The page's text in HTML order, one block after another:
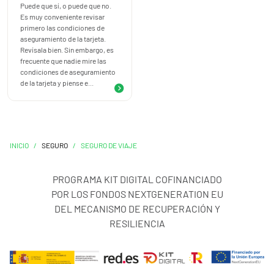
Puede que sí, o puede que no.
Es muy conveniente revisar
primero las condiciones de
aseguramiento de la tarjeta.
Revísala bien. Sin embargo, es
frecuente que nadie mire las
condiciones de aseguramiento
de la tarjeta y piense e...
INICIO / SEGURO / SEGURO DE VIAJE
PROGRAMA KIT DIGITAL COFINANCIADO
POR LOS FONDOS NEXTGENERATION EU
DEL MECANISMO DE RECUPERACIÓN Y
RESILIENCIA